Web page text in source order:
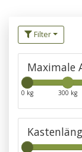
Filter
Maximale
0 kg 300 kg